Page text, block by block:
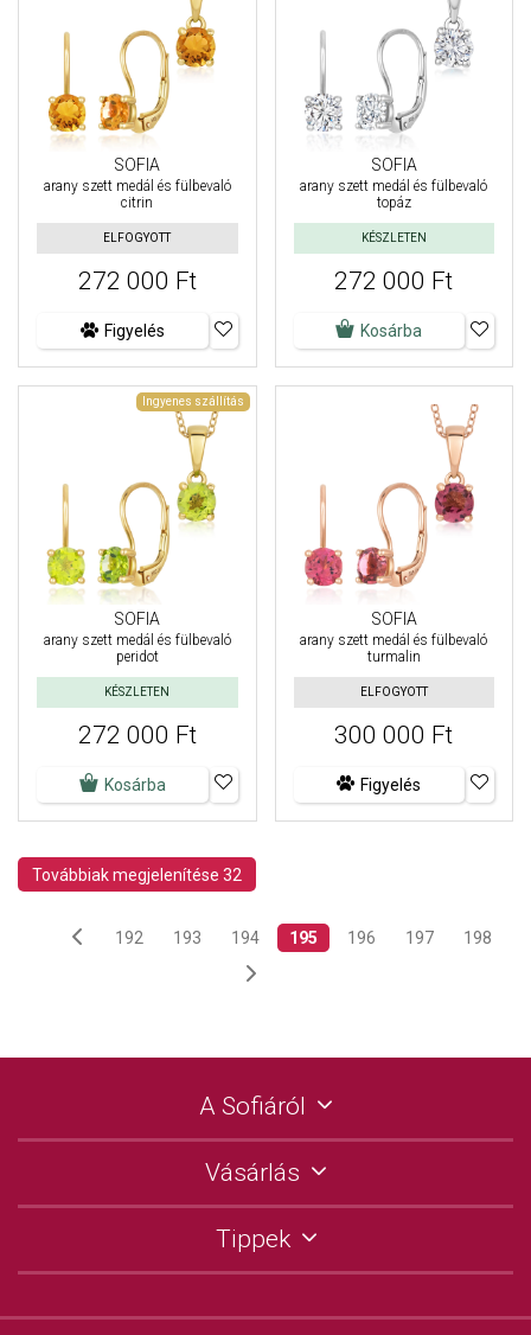
SOFIA
arany szett medál és fülbevaló
citrin
ELFOGYOTT
272 000 Ft
Figyelés
SOFIA
arany szett medál és fülbevaló
topáz
KÉSZLETEN
272 000 Ft
Kosárba
Ingyenes szállítás
SOFIA
arany szett medál és fülbevaló
peridot
KÉSZLETEN
272 000 Ft
Kosárba
SOFIA
arany szett medál és fülbevaló
turmalin
ELFOGYOTT
300 000 Ft
Figyelés
Továbbiak megjelenítése 32
192 193 194 195 196 197 198
A Sofiáról
Vásárlás
Tippek